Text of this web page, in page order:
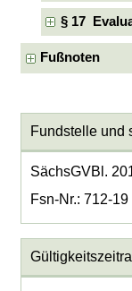
§ 17
Fußnoten
Fundstelle und
SächsGVBl.
Fsn-Nr.: 712-19